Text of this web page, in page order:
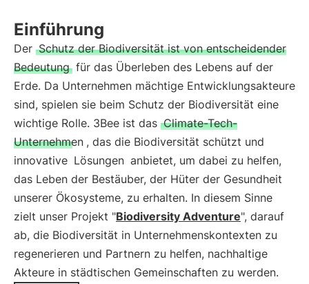
Einführung
Der Schutz der Biodiversität ist von entscheidender
Bedeutung für das Überleben des Lebens auf der
Erde. Da Unternehmen mächtige Entwicklungsakteure
sind, spielen sie beim Schutz der Biodiversität eine
wichtige Rolle. 3Bee ist das Climate-Tech-
Unternehmen , das die Biodiversität schützt und
innovative Lösungen anbietet, um dabei zu helfen,
das Leben der Bestäuber, der Hüter der Gesundheit
unserer Ökosysteme, zu erhalten. In diesem Sinne
zielt unser Projekt "Biodiversity Adventure", darauf
ab, die Biodiversität in Unternehmenskontexten zu
regenerieren und Partnern zu helfen, nachhaltige
Akteure in städtischen Gemeinschaften zu werden.